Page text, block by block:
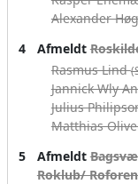
Alexander
4 Afmeldt
Rasmus Lind
Jannick Wly
Julius
Matthias
5 Afmeldt
Roklub/